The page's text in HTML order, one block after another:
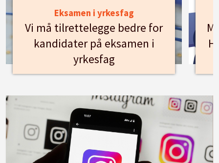
Eksamen i yrkesfag
Vi må tilrettelegge bedre for
kandidater på eksamen i
yrkesfag